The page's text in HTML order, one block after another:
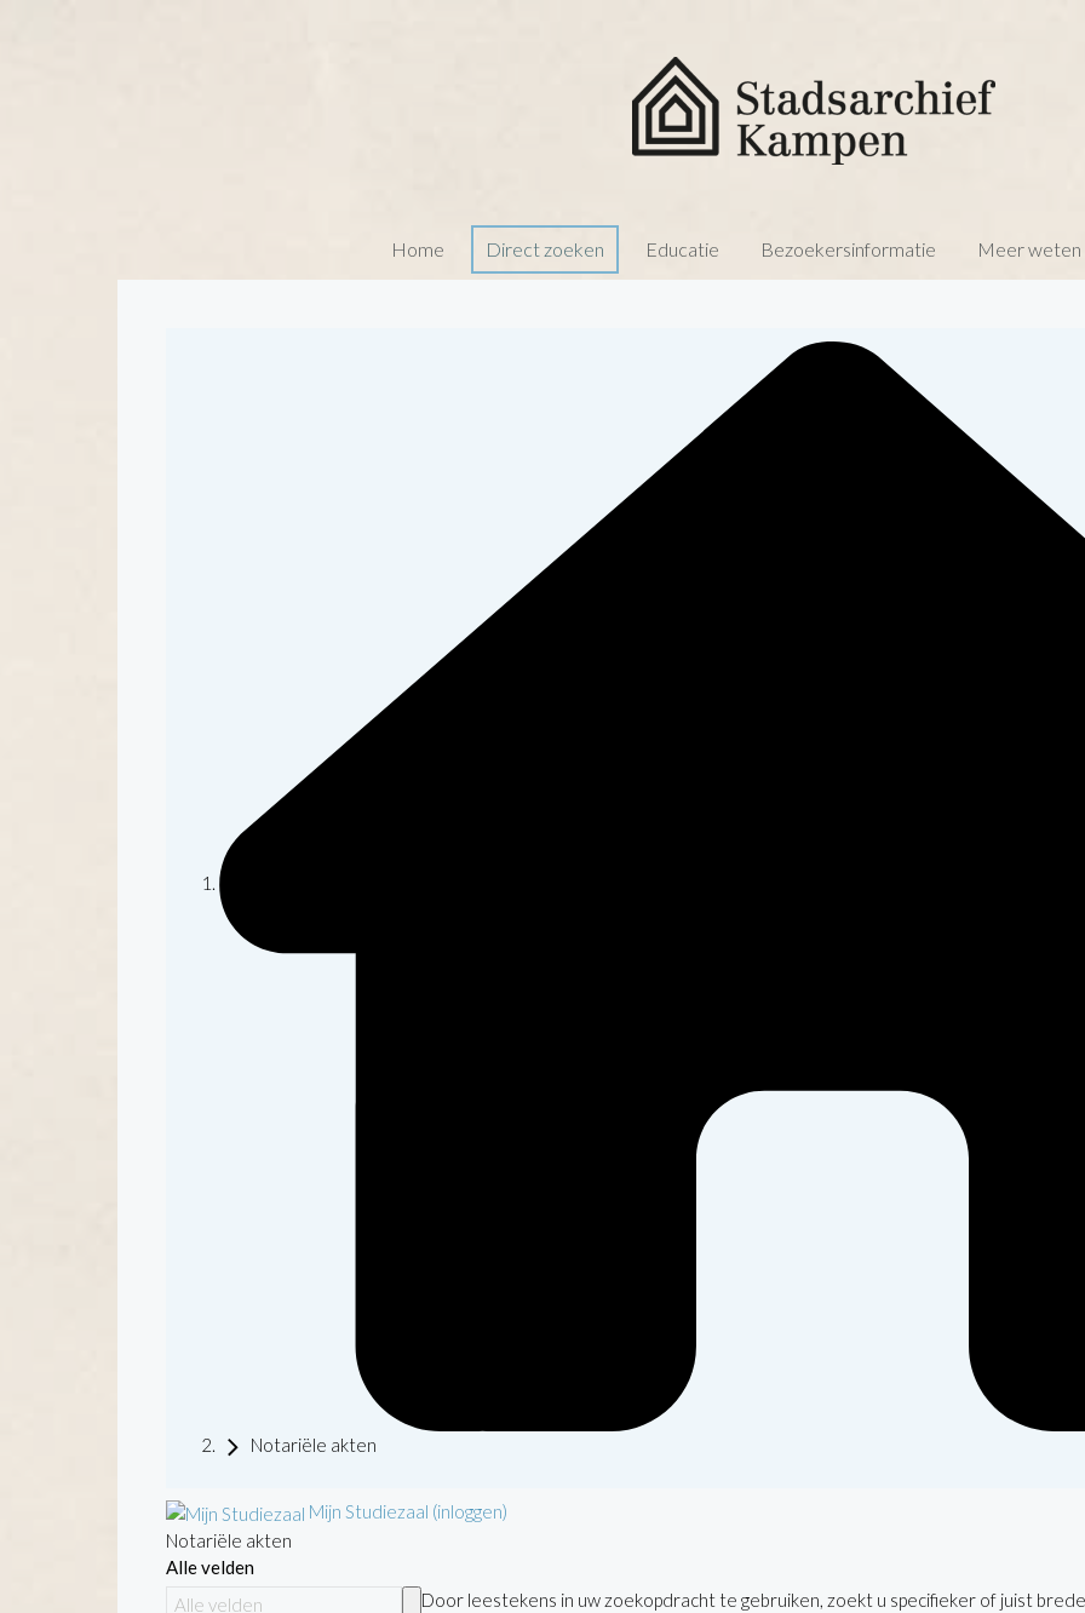
Home Direct zoeken Educatie Bezoekersinformatie Meer weten
Notariële akten
Mijn Studiezaal (inloggen)
Notariële akten
Alle velden
Door leestekens in uw zoekopdracht te gebruiken, zoekt u specifieker of juist